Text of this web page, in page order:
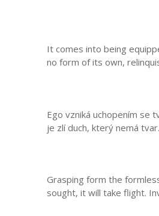
It comes into being
no form of its own,
Ego vzniká uchopením se
je zlí duch, který nemá tvar.
Grasping form the
sought, it will take flight.